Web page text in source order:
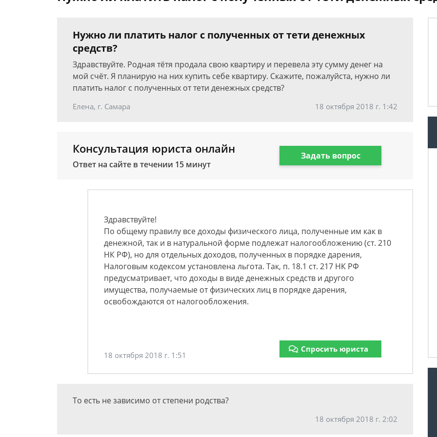
Нужно ли платить налог с полученных от тети денежных
средств?
Здравствуйте. Родная тётя продала свою квартиру и перевела эту сумму денег на
мой счёт. Я планирую на них купить себе квартиру. Скажите, пожалуйста, нужно ли
платить налог с полученных от тети денежных средств?
Елена, г. Самара 18 октября 2018 г. 1:42
Консультация юриста онлайн
Ответ на сайте в течении 15 минут
Задать вопрос
Здравствуйте!
По общему правилу все доходы физического лица, полученные им как в
денежной, так и в натуральной форме подлежат налогообложению (ст. 210
НК РФ), но для отдельных доходов, полученных в порядке дарения,
Налоговым кодексом установлена льгота. Так, п. 18.1 ст. 217 НК РФ
предусматривает, что доходы в виде денежных средств и другого
имущества, получаемые от физических лиц в порядке дарения,
освобождаются от налогообложения.
18 октября 2018 г. 1:51
Спросить юриста
То есть не зависимо от степени родства?
18 октября 2018 г. 2:02